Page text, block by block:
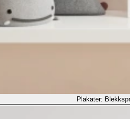
Plakater: